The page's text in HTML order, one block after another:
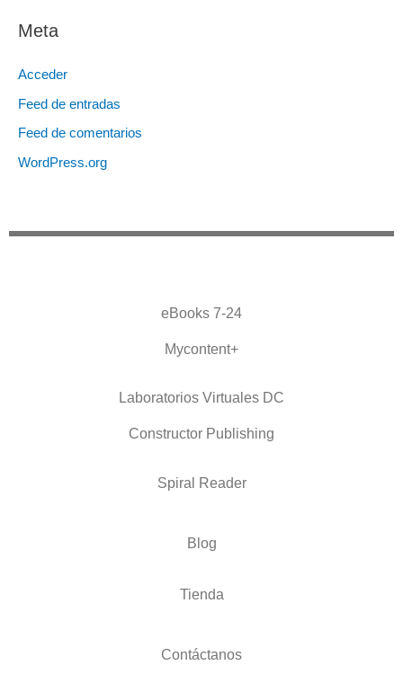
Meta
Acceder
Feed de entradas
Feed de comentarios
WordPress.org
eBooks 7-24
Mycontent+
Laboratorios Virtuales DC
Constructor Publishing
Spiral Reader
Blog
Tienda
Contáctanos